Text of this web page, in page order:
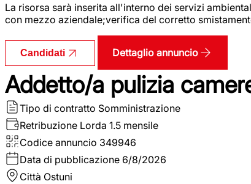
La risorsa sarà inserita all'interno dei servizi
con mezzo aziendale;verifica del corretto
Candidati Dettaglio annuncio
Addetto/a pulizia
Tipo di contratto Somministrazione
Retribuzione Lorda 1.5 mensile
Codice annuncio 349946
Data di pubblicazione 6/8/2026
Città Ostuni